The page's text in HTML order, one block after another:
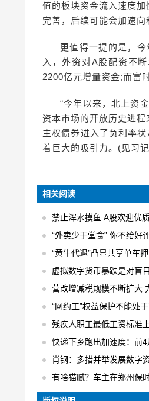
值的板块资金流入速度
完善，后续可能会加速向
更值得一提的是，
入，外资对A股配资不
2200亿元增量资金;而富
“今年以来，北上资
资本市场的开放历史进
主权债券进入了负利率
着巨大的吸引力。(见习
相关阅读
禁止浑水摸鱼 A股欢迎优质
“外卖少于堂食” 你不给
“黄牛代退”凸显共享单车
虚拟数字货币暴跌是对盲
营改增减税规模不断扩大
“网约工”权益保护不能处
残疾人职工最低工资标准上
快递下乡跑出加速度：前4月农村快递业
肖钢：多措并举发展数字资本市
有啥猫腻？车主在郑州保时捷中